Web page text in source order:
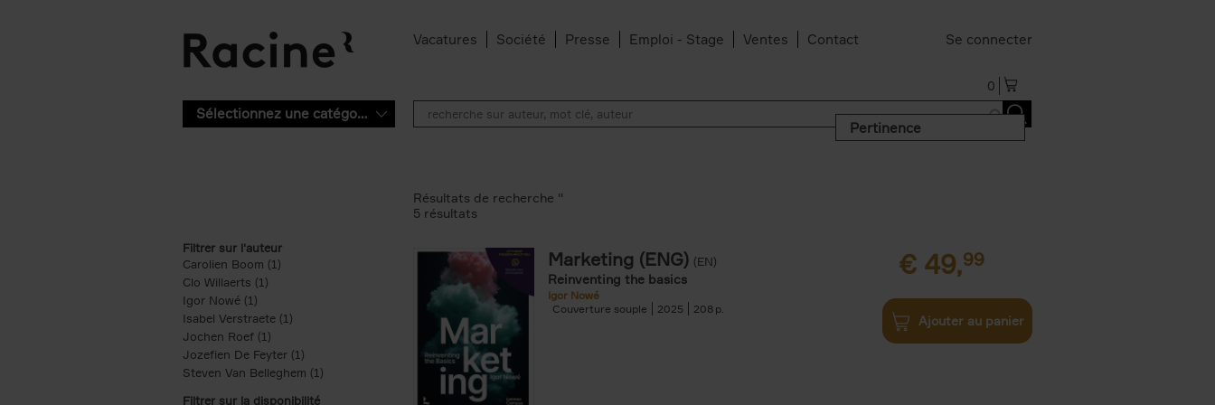
Vacatures Société Presse Emploi - Stage Ventes Contact Se connecter
0
Sélectionnez une catégorie
Pertinence
Filtrer sur l'auteur
Carolien Boom (1)
Clo Willaerts (1)
Igor Nowé (1)
Isabel Verstraete (1) Apply Isabel Verstraete filter
Jochen Roef (1)
Jozefien De Feyter (1) Apply Jozefien De Feyter filter
Steven Van Belleghem (1) Apply Steven Van Belleghem filter
Filtrer sur la disponibilité
Résultats de recherche ''
5 résultats
Marketing (ENG) (EN)
Reinventing the basics
Igor Nowé
Couverture souple
2025 208
€ 49,99
Ajouter au panier